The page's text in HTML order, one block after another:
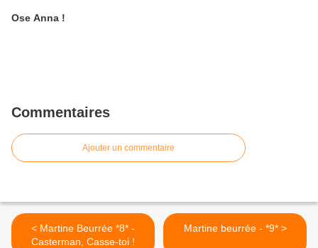
Ose Anna !
Commentaires
Ajouter un commentaire
< Martine Beurrée *8* -
Casterman, Casse-toi !
Martine beurrée - *9* >